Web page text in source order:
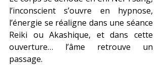
l’inconscient s’ouvre en hypnose,
l’énergie se réaligne dans une séance
Reiki ou Akashique, et dans cette
ouverture… l’âme retrouve un
passage.